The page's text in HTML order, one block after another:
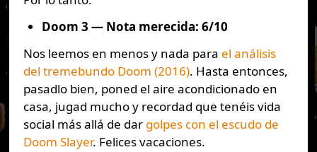
Doom 3 — Nota merecida: 6/10
Nos leemos en menos y nada para el análisis
del tremebundo Doom (2016). Hasta entonces,
pasadlo bien, poned el aire acondicionado en
casa, jugad mucho y recordad que tenéis vida
social más allá de dar golpes con el escudo de
Doom Slayer. Felices vacaciones.